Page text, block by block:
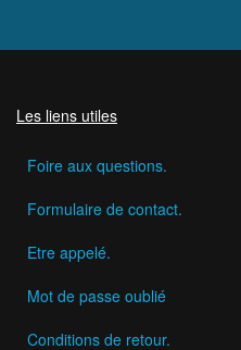
Les liens utiles
Foire aux questions.
Formulaire de contact.
Etre appelé.
Mot de passe oublié
Conditions de retour.